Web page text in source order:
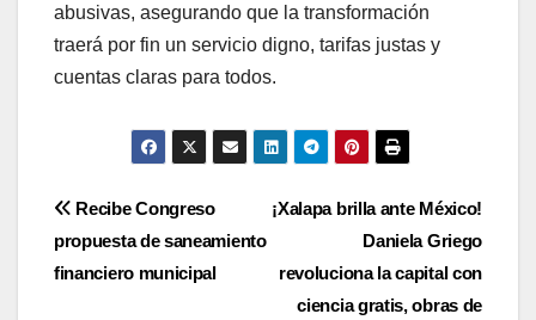
abusivas, asegurando que la transformación
traerá por fin un servicio digno, tarifas justas y
cuentas claras para todos.
Navegación
de
¡Xalapa brilla ante México!
Daniela Griego
revoluciona la capital con
ciencia gratis, obras de
Recibe Congreso
propuesta de saneamiento
financiero municipal